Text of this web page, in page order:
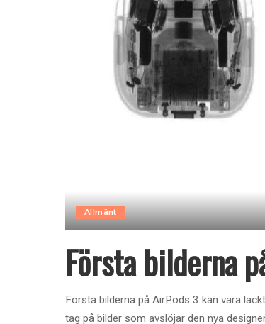
Allmänt
Första bilderna
Första bilderna på AirPods 3 kan vara
tag på bilder som avslöjar den nya